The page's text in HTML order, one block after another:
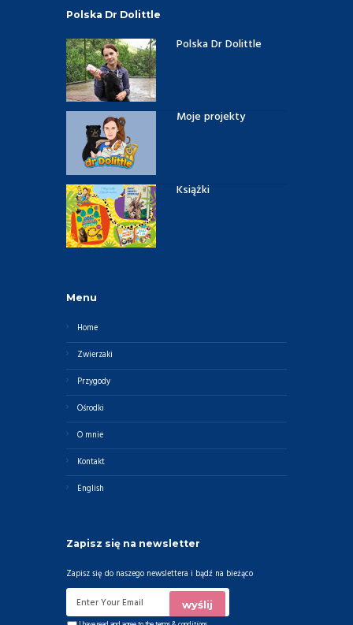
Polska Dr Dolittle
Polska Dr Dolittle
Moje projekty
Książki
Menu
Home
Zwierzaki
Przygody
Ośrodki
O mnie
Kontakt
English
Zapisz się na newsletter
Zapisz się do naszego newslettera i bądź na bieżąco